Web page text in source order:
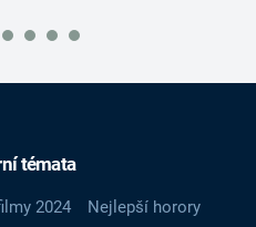
témata
2024
Nejlepší horory